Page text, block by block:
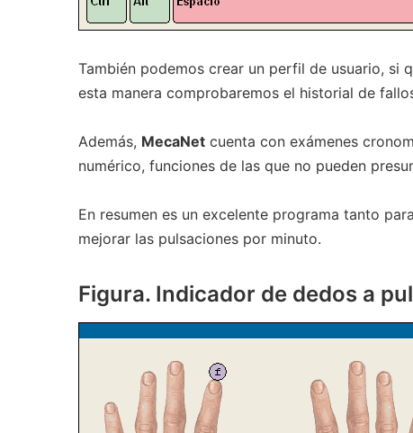
También podemos crear un perfil de usuario, si
esta manera comprobaremos el historial de
Además, MecaNet cuenta con exámenes
numérico, funciones de las que no pueden
En resumen es un excelente programa tanto
mejorar las pulsaciones por minuto.
Figura. Indicador de dedos a